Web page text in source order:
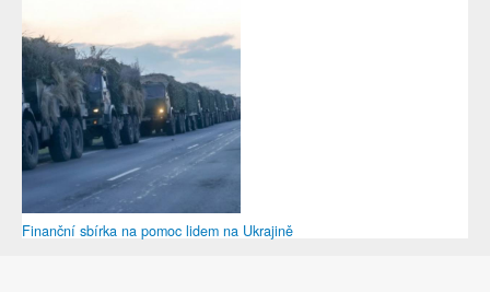
Finanční sbírka na pomoc lidem na Ukrajině